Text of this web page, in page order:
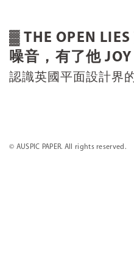
▓ THE OPEN
噪音，有了他
認識英國平面設計界
© AUSPIC PAPER. All rights reserved.